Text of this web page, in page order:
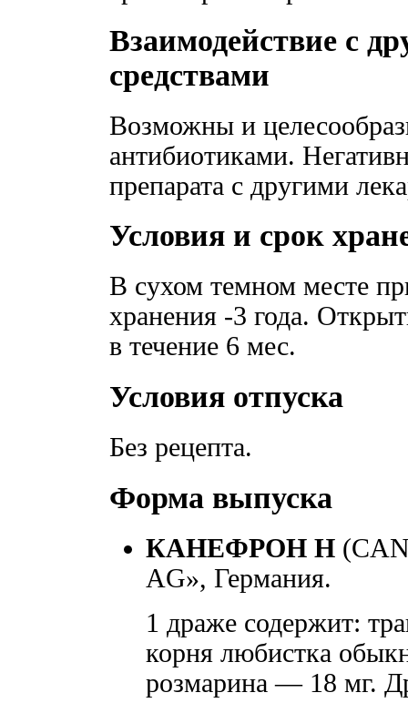
Взаимодействие с
средствами
Возможны и
антибиотиками.
препарата с другими
Условия и срок
В сухом темном месте
хранения -3 года.
в течение 6 мес.
Условия отпуска
Без рецепта.
Форма выпуска
КАНЕФРОН Н
AG», Германия.
1 драже содержит:
корня любистка
розмарина — 18 мг.